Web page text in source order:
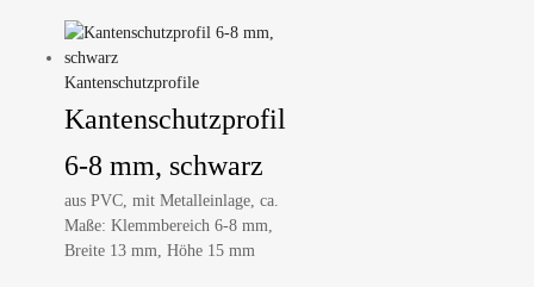
Kantenschutzprofile
Kantenschutzprofil
6-8 mm, schwarz
aus PVC, mit Metalleinlage, ca.
Maße: Klemmbereich 6-8 mm,
Breite 13 mm, Höhe 15 mm